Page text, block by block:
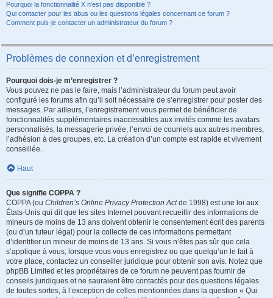
Pourquoi la fonctionnalité X n’est pas disponible ?
Qui contacter pour les abus ou les questions légales concernant ce forum ?
Comment puis-je contacter un administrateur du forum ?
Problèmes de connexion et d’enregistrement
Pourquoi dois-je m’enregistrer ?
Vous pouvez ne pas le faire, mais l’administrateur du forum peut avoir
configuré les forums afin qu’il soit nécessaire de s’enregistrer pour poster des
messages. Par ailleurs, l’enregistrement vous permet de bénéficier de
fonctionnalités supplémentaires inaccessibles aux invités comme les avatars
personnalisés, la messagerie privée, l’envoi de courriels aux autres membres,
l’adhésion à des groupes, etc. La création d’un compte est rapide et vivement
conseillée.
Haut
Que signifie COPPA ?
COPPA (ou Children’s Online Privacy Protection Actde 1998) est une loi aux
États-Unis qui dit que les sites Internet pouvant recueillir des informations de
mineurs de moins de 13 ans doivent obtenir le consentement écrit des parents
(ou d’un tuteur légal) pour la collecte de ces informations permettant
d’identifier un mineur de moins de 13 ans. Si vous n’êtes pas sûr que cela
s’applique à vous, lorsque vous vous enregistrez ou que quelqu’un le fait à
votre place, contactez un conseiller juridique pour obtenir son avis. Notez que
phpBB Limited et les propriétaires de ce forum ne peuvent pas fournir de
conseils juridiques et ne sauraient être contactés pour des questions légales
de toutes sortes, à l’exception de celles mentionnées dans la question « Qui